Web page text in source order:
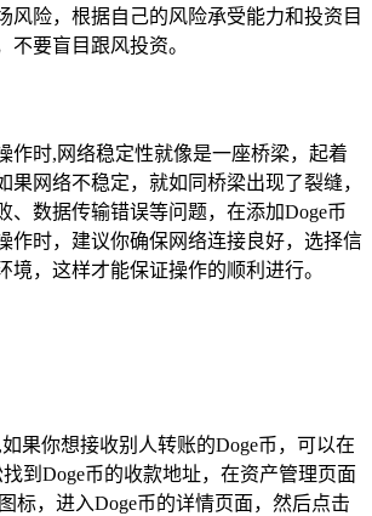
风险，根据自己的风险承受能力和投资目
不要盲目跟风投资。
作时,网络稳定性就像是一座桥梁，起着
果网络不稳定，就如同桥梁出现了裂缝，
、数据传输错误等问题，在添加Doge币
作时，建议你确保网络连接良好，选择信
境，这样才能保证操作的顺利进行。
果你想接收别人转账的Doge币，可以在
到Doge币的收款地址，在资产管理页面
标，进入Doge币的详情页面，然后点击